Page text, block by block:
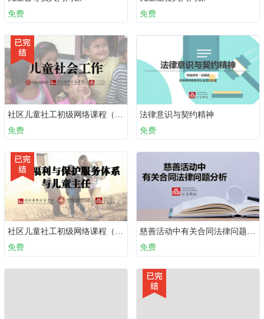
免费
免费
社区儿童社工初级网络课程（必备十课）：第三课 儿童社会工作
免费
法律意识与契约精神
免费
社区儿童社工初级网络课程（必备十课）：第一课 儿童福利与保护服务体系与儿童主任
免费
慈善活动中有关合同法律问题分析
免费